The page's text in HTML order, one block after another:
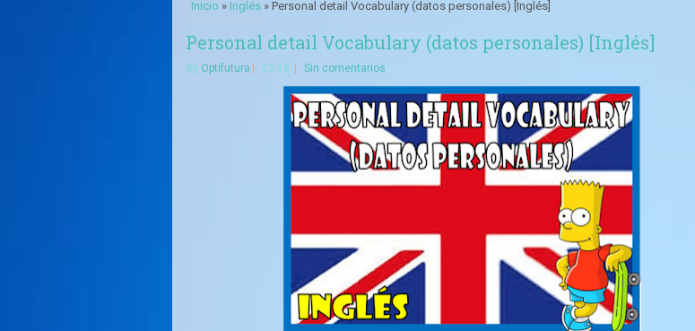
Inicio » Inglés » Personal detail Vocabulary (datos personales) [Inglés]
Personal detail Vocabulary (datos personales) [Inglés]
By Optifutura 22:16 Sin comentarios